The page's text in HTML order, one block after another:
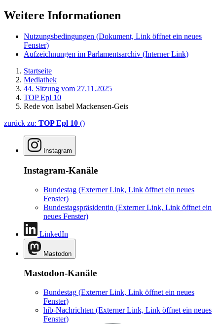
Weitere Informationen
Nutzungsbedingungen (Dokument, Link öffnet ein neues
Fenster)
Aufzeichnungen im Parlamentsarchiv (Interner Link)
Startseite
Mediathek
44. Sitzung vom 27.11.2025
TOP Epl 10
Rede von Isabel Mackensen-Geis
zurück zu: TOP Epl 10 ()
Instagram
Instagram-Kanäle
Bundestag (Externer Link, Link öffnet ein neues
Fenster)
Bundestagspräsidentin (Externer Link, Link öffnet ein
neues Fenster)
LinkedIn
Mastodon
Mastodon-Kanäle
Bundestag (Externer Link, Link öffnet ein neues
Fenster)
hib-Nachrichten (Externer Link, Link öffnet ein neues
Fenster)